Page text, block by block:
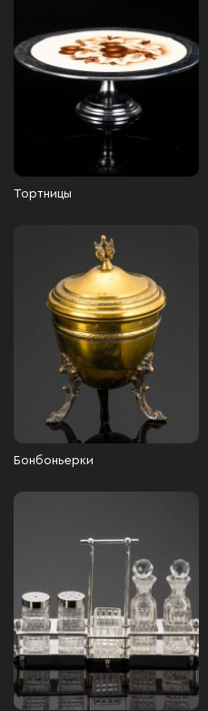
Тортницы
Бонбоньерки